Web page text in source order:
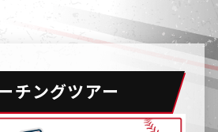
チングツアー